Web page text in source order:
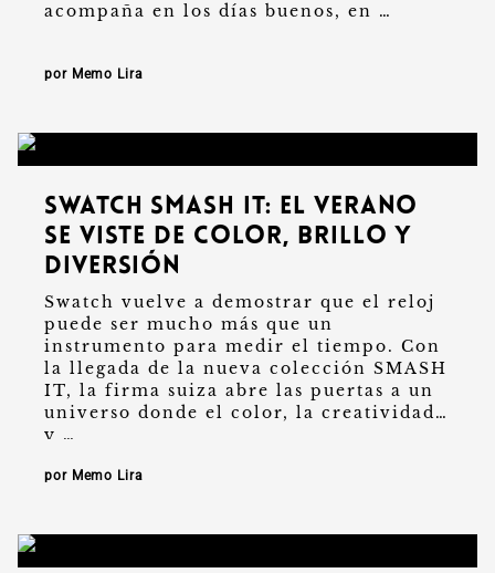
acompaña en los días buenos, en …
por Memo Lira
Swatch SMASH IT: el verano
se viste de color, brillo y
diversión
Swatch vuelve a demostrar que el reloj
puede ser mucho más que un
instrumento para medir el tiempo. Con
la llegada de la nueva colección SMASH
IT, la firma suiza abre las puertas a un
universo donde el color, la creatividad
y …
por Memo Lira